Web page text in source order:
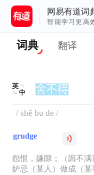
网易有道词
智能学习更高
词典 翻译
英
中
/ shě bu de /
grudge
怨恨，嫌隙；（因不满
妒忌（某人）做成（某